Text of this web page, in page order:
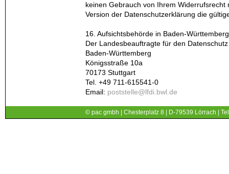
keinen Gebrauch von Ihrem Widerrufsrecht
Version der Datenschutzerklärung die
16. Aufsichtsbehörde in Baden-
Der Landesbeauftragte für den
Baden-Württemberg
Königsstraße 10a
70173 Stuttgart
Tel. +49 711-615541-0
Email: poststelle@lfdi.bwl.de
© pac gmbh | Chesterplatz 8 | D-79539 Lörrach |